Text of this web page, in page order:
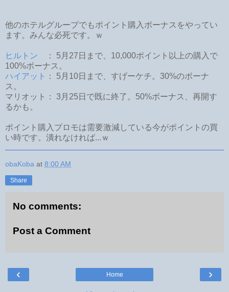
他のホテルグループでもポイント購入ボーナスをやってい
ます。みんな必死です。ｗ
ヒルトン ： 5月27日まで、10,000ポイント以上の購入で
100%ボーナス。
ハイアット
： 5月10日まで、すげーケチ。30%のボーナ
ス。
マリオット： 3月25日で既に終了。50%ボーナス、再開す
るかも。
ポイント購入プロモは需要激減している今がポイントの買
い時です。潰れなければ...ｗ
obaKoba at 8:00 AM
Share
No comments:
Post a Comment
‹ ›
Home